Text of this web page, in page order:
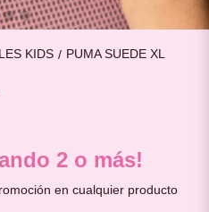
KIDS / PUMA SUEDE XL
2 o más!
en cualquier producto